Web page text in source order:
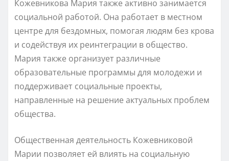
Кожевникова Мария также активно занимается
социальной работой. Она работает в местном
центре для бездомных, помогая людям без крова
и содействуя их реинтеграции в общество.
Мария также организует различные
образовательные программы для молодежи и
поддерживает социальные проекты,
направленные на решение актуальных проблем
общества.
Общественная деятельность Кожевниковой
Марии позволяет ей влиять на социальную